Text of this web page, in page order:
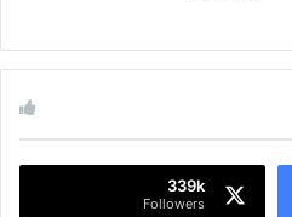
339k
Followers